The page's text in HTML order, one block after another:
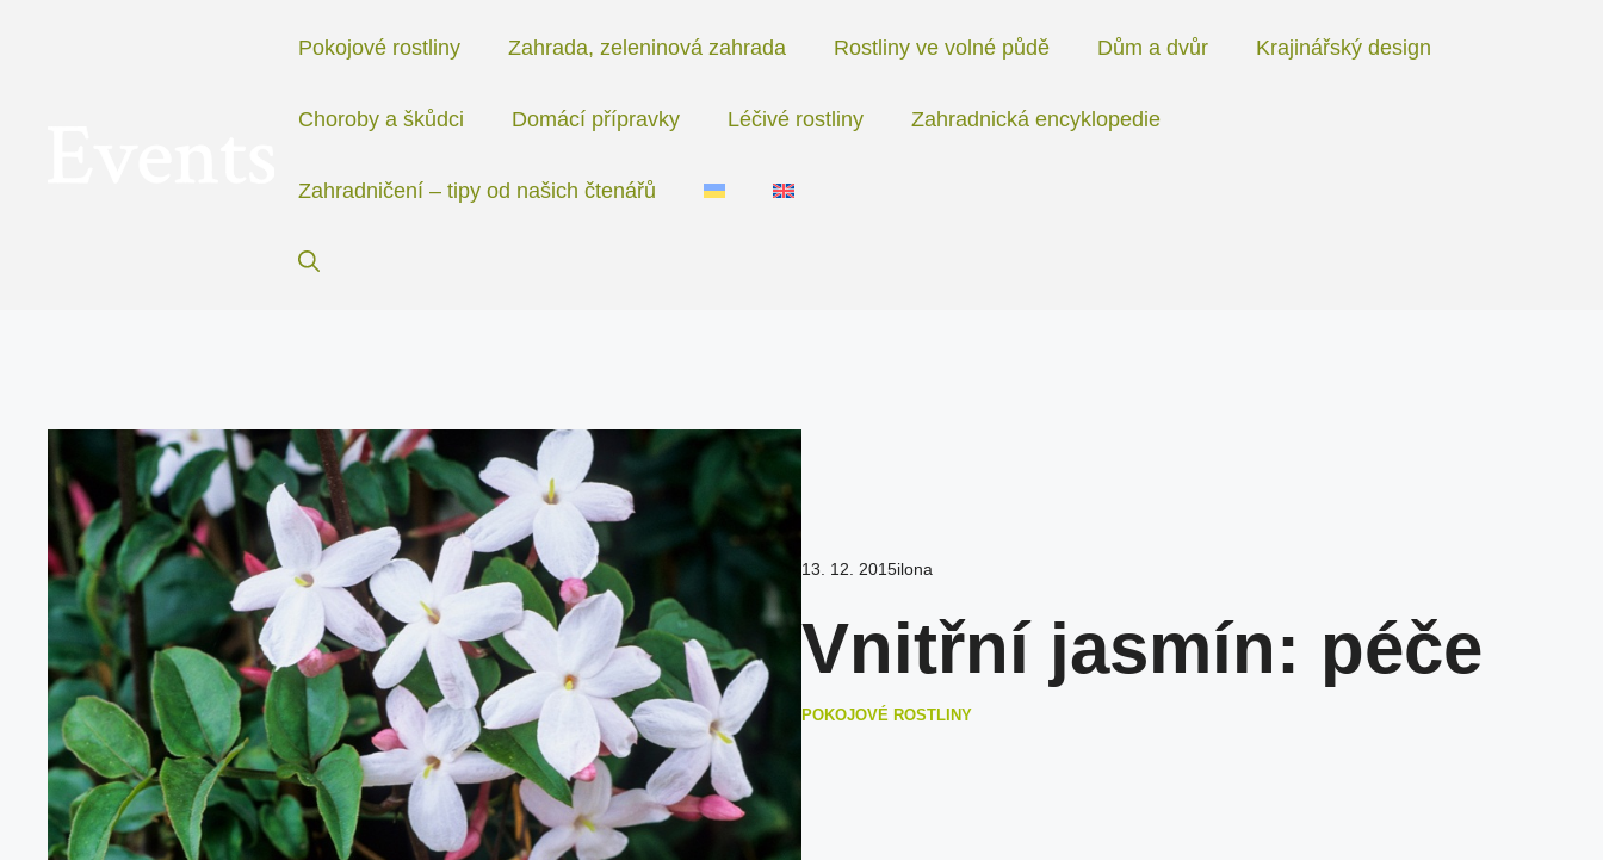
Pokojové rostliny Zahrada, zeleninová zahrada Rostliny ve volné půdě Dům a dvůr Krajinářský design
Choroby a škůdci Domácí přípravky Léčivé rostliny Zahradnická encyklopedie
Zahradničení – tipy od našich čtenářů
13. 12. 2015ilona
Vnitřní jasmín: péče
POKOJOVÉ ROSTLINY